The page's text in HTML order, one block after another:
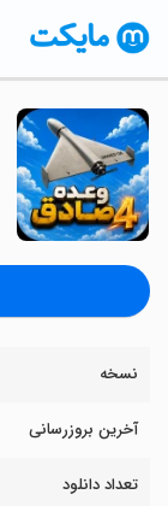
نسخه
آخرین بروزرسانی
تعداد دانلود